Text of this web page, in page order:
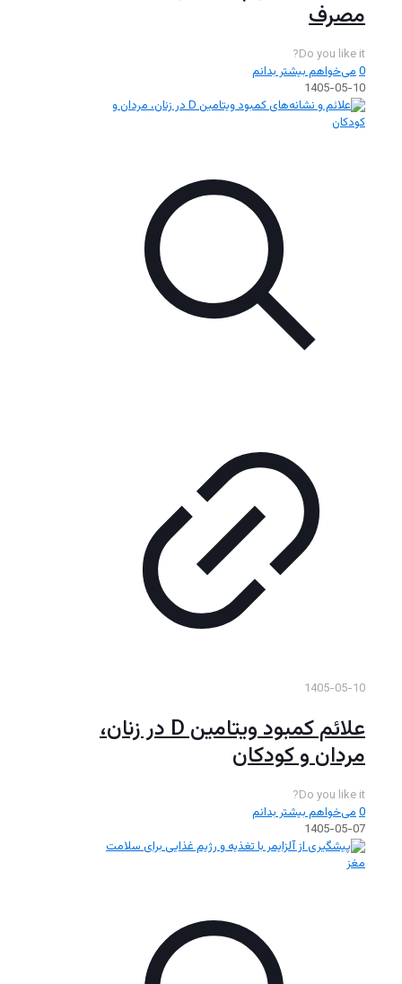
مصرف
Do you like it?
0می‌خواهم بیشتر بدانم
1405-05-10
1405-05-10
علائم کمبود ویتامین D در زنان،
مردان و کودکان
Do you like it?
0می‌خواهم بیشتر بدانم
1405-05-07